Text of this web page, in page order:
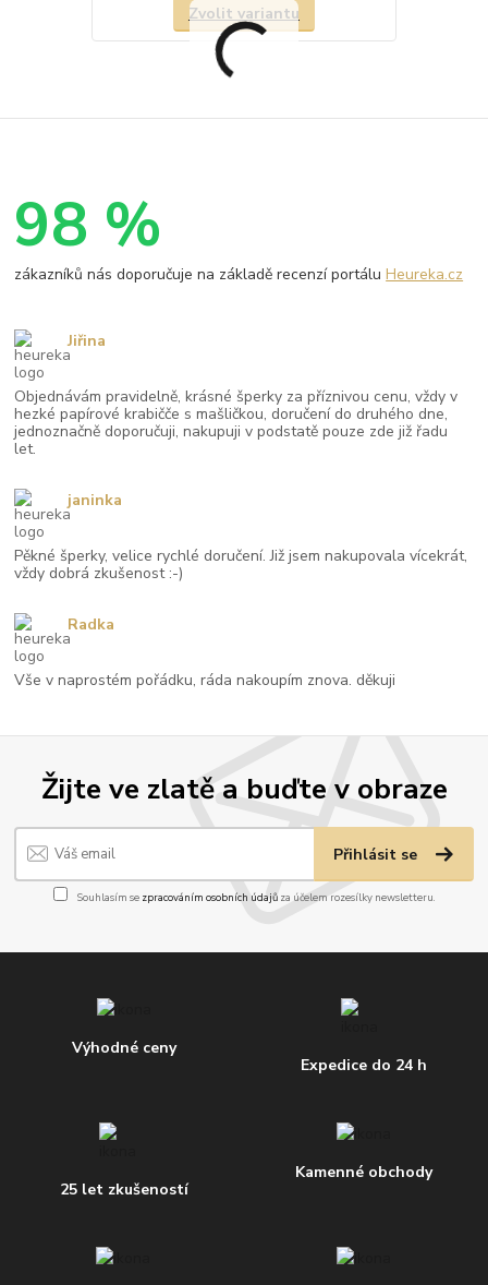
Zvolit variantu
Žijte ve zlatě a buďte v obraze
Přihlásit se
Souhlasím se zpracováním osobních údajůza účelem rozesílky newsletteru.
Výhodné ceny
Expedice do 24 h
25 let zkušeností
Kamenné obchody
98 %
zákazníků nás doporučuje na základě recenzí portáluHeureka.cz
Objednávám pravidelně, krásné šperky za příznivou cenu, vždy v
hezké papírové krabičče s mašličkou, doručení do druhého dne,
jednoznačně doporučuji, nakupuji v podstatě pouze zde již řadu
let.
Jiřina
Pěkné šperky, velice rychlé doručení. Již jsem nakupovala vícekrát,
vždy dobrá zkušenost :-)
janinka
Vše v naprostém pořádku, ráda nakoupím znova. děkuji
Radka